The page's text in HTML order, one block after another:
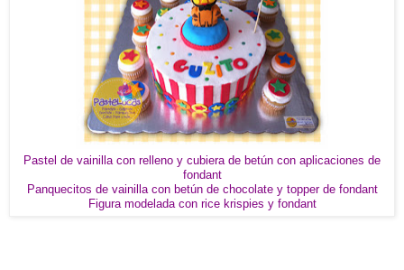
Pastel de vainilla con relleno y cubiera de betún con aplicaciones de
fondant
Panquecitos de vainilla con betún de chocolate y topper de fondant
Figura modelada con rice krispies y fondant